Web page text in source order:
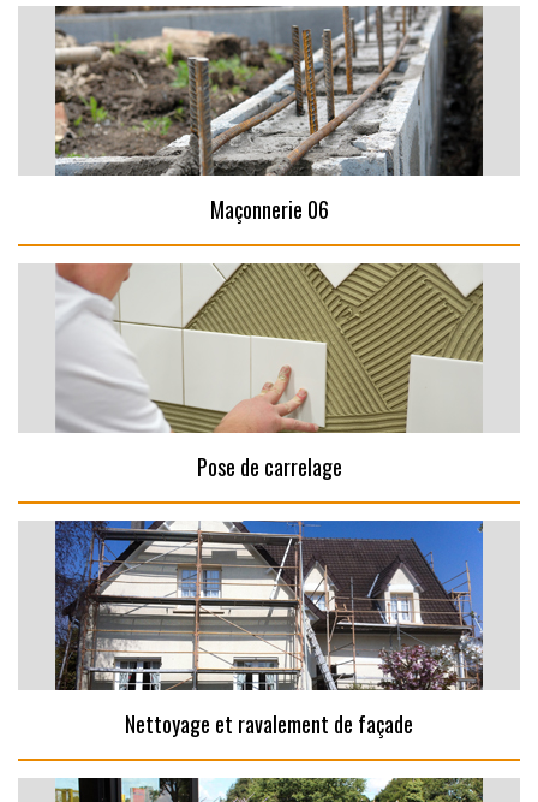
Maçonnerie 06
Pose de carrelage
Nettoyage et ravalement de façade